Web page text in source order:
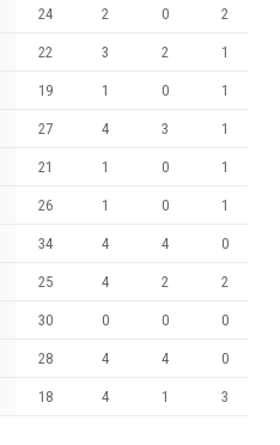
24 2 0 2
22 3 2 1
19 1 0 1
27 4 3 1
21 1 0 1
26 1 0 1
34 4 4 0
25 4 2 2
30 0 0 0
28 4 4 0
18 4 1 3